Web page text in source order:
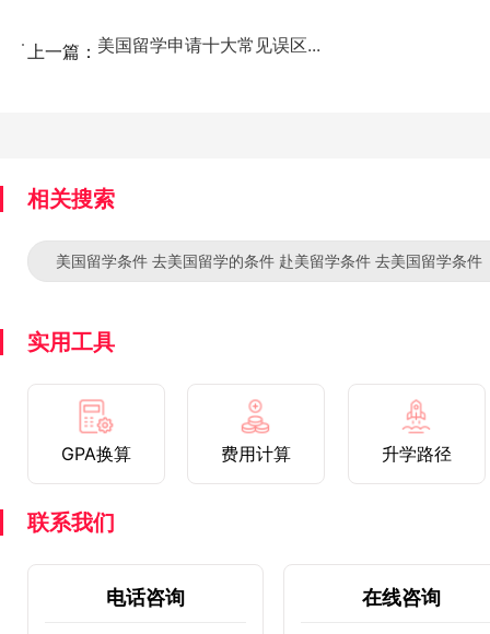
上一篇： 美国留学申请十大常见误区...
相关搜索
美国留学条件 去美国留学的条件 赴美留学条件 去美国留学条件
实用工具
GPA换算 费用计算 升学路径
联系我们
电话咨询 在线咨询